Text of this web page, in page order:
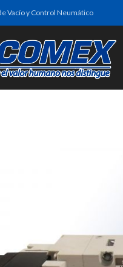
Vacío y Control Neumático